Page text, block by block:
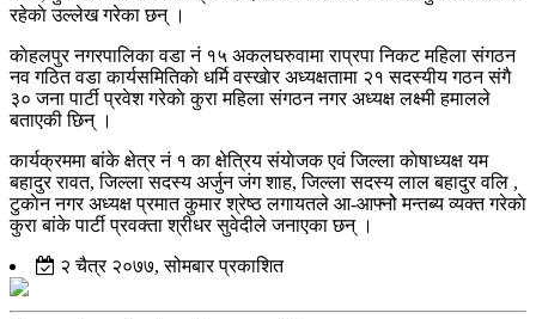
रहेकाे उल्लेख गरेका छन् ।
काेहलपुर नगरपालिका वडा नं १५ अकलघरुवामा राप्रपा निकट महिला संगठन
नव गठित वडा कार्यसमितिकाे धर्मि वस्खाेर अध्यक्षतामा २१ सदस्यीय गठन संगै
३० जना पार्टी प्रवेश गरेकाे कुरा महिला संगठन नगर अध्यक्ष लक्ष्मी हमालले
बताएकी छिन् ।
कार्यक्रममा बांके क्षेत्र नं १ का क्षेत्रिय संयाेजक एवं जिल्ला काेषाध्यक्ष यम
बहादुर रावत, जिल्ला सदस्य अर्जुन जंग शाह, जिल्ला सदस्य लाल बहादुर वलि ,
टुकाेन नगर अध्यक्ष प्रमात कुमार श्रेष्ठ लगायतले आ-आफ्नोे मन्तब्य व्यक्त गरेकाे
कुरा बांके पार्टी प्रवक्ता श्रीधर सुवेदीले जनाएका छन् ।
२ चैत्र २०७७, सोमबार प्रकाशित